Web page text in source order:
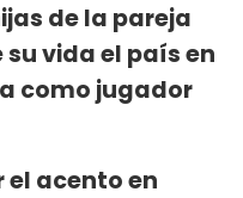
de la pareja
vida el país en
como jugador
el acento en